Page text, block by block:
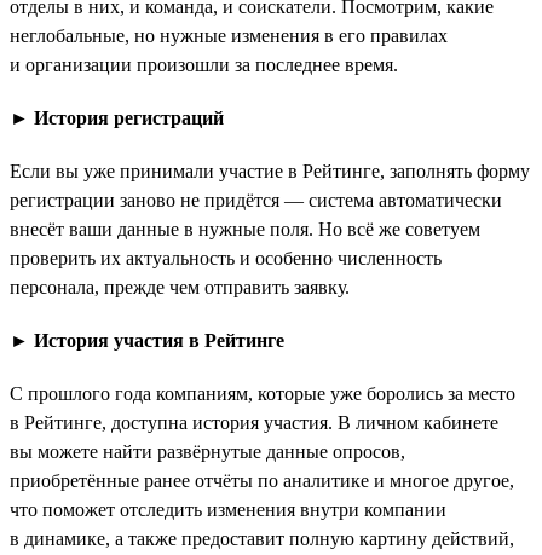
отделы в них, и команда, и соискатели. Посмотрим, какие
неглобальные, но нужные изменения в его правилах
и организации произошли за последнее время.
► История регистраций
Если вы уже принимали участие в Рейтинге, заполнять форму
регистрации заново не придётся — система автоматически
внесёт ваши данные в нужные поля. Но всё же советуем
проверить их актуальность и особенно численность
персонала, прежде чем отправить заявку.
► История участия в Рейтинге
С прошлого года компаниям, которые уже боролись за место
в Рейтинге, доступна история участия. В личном кабинете
вы можете найти развёрнутые данные опросов,
приобретённые ранее отчёты по аналитике и многое другое,
что поможет отследить изменения внутри компании
в динамике, а также предоставит полную картину действий,